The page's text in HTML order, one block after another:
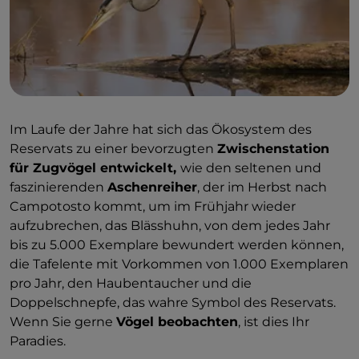
Im Laufe der Jahre hat sich das Ökosystem des
Reservats zu einer bevorzugten Zwischenstation
für Zugvögel entwickelt, wie den seltenen und
faszinierenden Aschenreiher, der im Herbst nach
Campotosto kommt, um im Frühjahr wieder
aufzubrechen, das Blässhuhn, von dem jedes Jahr
bis zu 5.000 Exemplare bewundert werden können,
die Tafelente mit Vorkommen von 1.000 Exemplaren
pro Jahr, den Haubentaucher und die
Doppelschnepfe, das wahre Symbol des Reservats.
Wenn Sie gerne Vögel beobachten, ist dies Ihr
Paradies.